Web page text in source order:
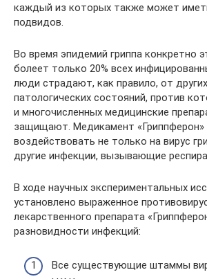
каждый из которых также может
подвидов.
Во время эпидемий гриппа конкретно
болеет только 20% всех
люди страдают, как правило, от
патологических состояний, против
и многочисленных медицинские
защищают. Медикамент «Гриппферон»
воздействовать не только на вирус
другие инфекции, вызывающие
В ходе научных экспериментальных
установлено выраженное
лекарственного препарата
разновидности инфекций:
Все существующие штаммы